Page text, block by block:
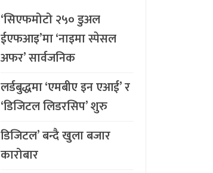
‘सिएफमोटो २५० डुअल
ईएफआइ’मा ‘नाइमा स्पेसल
अफर’ सार्वजनिक
लर्डबुद्धमा ‘एमबीए इन एआई’ र
‘डिजिटल लिडरसिप’ शुरु
डिजिटल’ बन्दै खुला बजार
कारोबार